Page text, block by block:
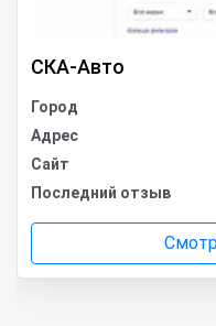
СКА-Авто
Город
Адрес
Сайт
Последний отзыв